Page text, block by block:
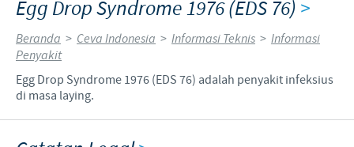
Egg Drop Syndrome 1976 (EDS 76) >
Beranda > Ceva Indonesia > Informasi Teknis > Informasi
Penyakit
Egg Drop Syndrome 1976 (EDS 76) adalah penyakit infeksius
di masa laying.